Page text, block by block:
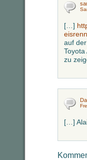
[…]
auf
zu
[…]